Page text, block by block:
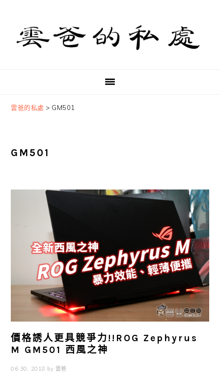
primary
navigation
content
primary
sidebar
雲爸的私處 > GM501
GM501
價格誘人更具競爭力!!ROG Zephyrus
M GM501 西風之神
06 30, 2018 by 雲爸